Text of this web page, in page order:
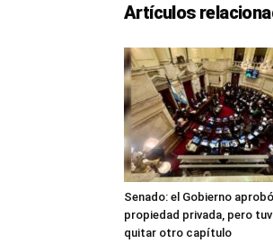
Artículos
Senado: el Gobierno
propiedad privada, pero
quitar otro capítulo